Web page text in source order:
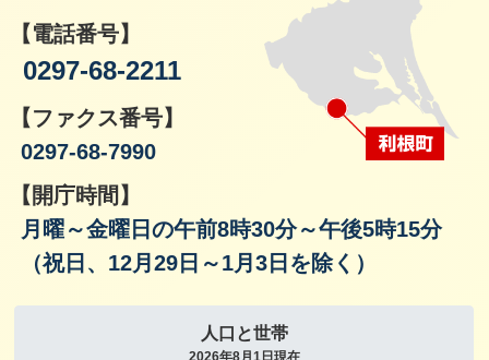
【電話番号】
0297-68-2211
【ファクス番号】
0297-68-7990
【開庁時間】
月曜～金曜日の午前8時30分～午後5時15分
（祝日、12月29日～1月3日を除く）